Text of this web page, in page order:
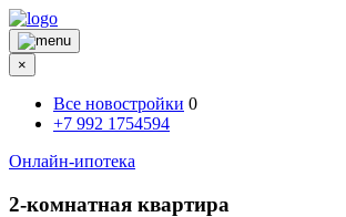
×
Все новостройки 0
+7 992 1754594
Онлайн-ипотека
2-комнатная квартира